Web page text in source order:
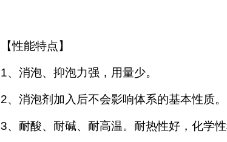
【性能特点】
1、消泡、抑泡力强，用量少。
2、消泡剂加入后不会影响体系的基本性质。
3、耐酸、耐碱、耐高温。耐热性好，化学性